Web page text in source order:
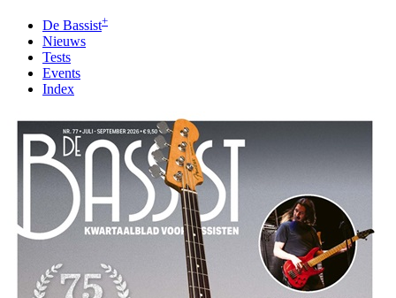
De Bassist+
Nieuws
Tests
Events
Index